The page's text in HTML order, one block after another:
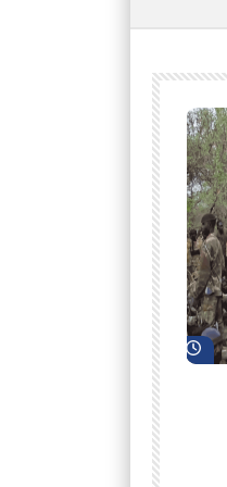
شاهد لاحقاً
رانيا مأمون: الثمن